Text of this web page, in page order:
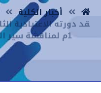
أخبار الكلية
1م لمناقشة سير العملية التعليمية بالكلية